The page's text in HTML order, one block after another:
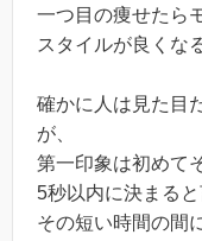
一つ目の痩せたら
スタイルが良くな
確かに人は見た目
が、
第一印象は初めて
5秒以内に決まると
その短い時間の間